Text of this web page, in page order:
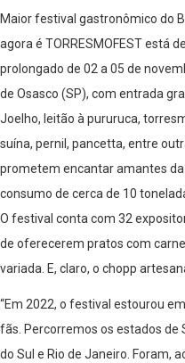
Maior festival gastronômico do
agora é TORRESMOFEST está
prolongado de 02 a 05 de
de Osasco (SP), com entrada
Joelho, leitão à pururuca,
suína, pernil, pancetta, entre
prometem encantar amantes
consumo de cerca de 10
O festival conta com 32
de oferecerem pratos com
variada. E, claro, o chopp
“Em 2022, o festival estourou
fãs. Percorremos os estados de
do Sul e Rio de Janeiro. Foram,